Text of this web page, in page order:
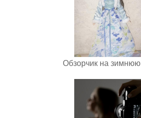
Обзорчик на зимнюю